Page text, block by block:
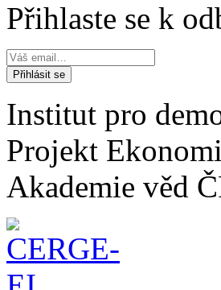
Přihlaste se k
Institut pro
Projekt
Akademie věd